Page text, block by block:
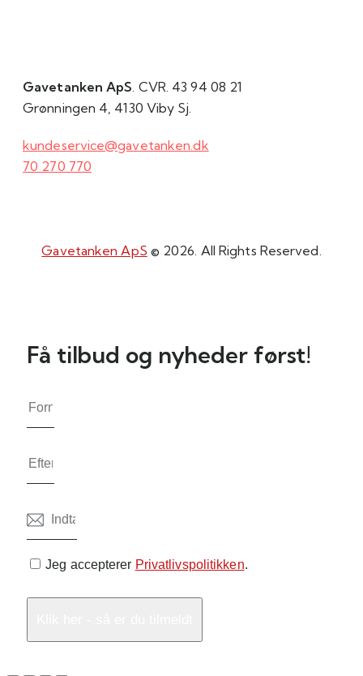
Gavetanken ApS . CVR. 43 94 08 21
Grønningen 4, 4130 Viby Sj.
kundeservice@gavetanken.dk
70 270 770
Gavetanken ApS © 2026. All Rights Reserved.
Få tilbud og nyheder først!
Jeg accepterer Privatlivspolitikken.